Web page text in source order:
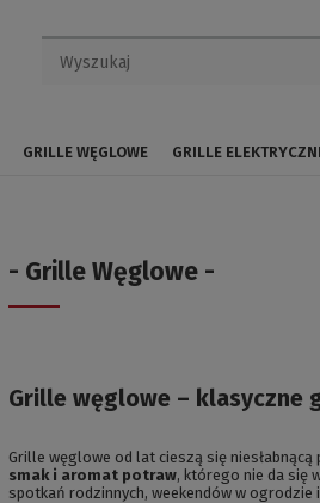
GRILLE WĘGLOWE GRILLE
- Grille Węglowe -
Grille węglowe – klasyczne
Grille węglowe od lat cieszą się
smak i aromat potraw, którego nie da się
spotkań rodzinnych, weekendów w